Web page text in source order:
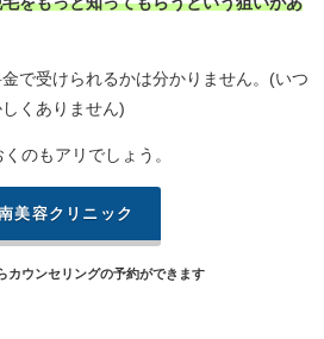
で受けられるかは分かりません。(いつ
くありません)
のもアリでしょう。
美容クリニック
カウンセリングの予約ができます